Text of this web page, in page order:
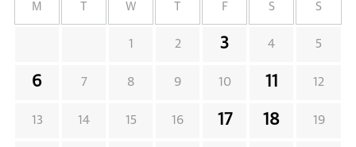
M W F S S
1 2 3 4 5
6 7 8 9 10 11 12
13 14 15 16 17 18 19